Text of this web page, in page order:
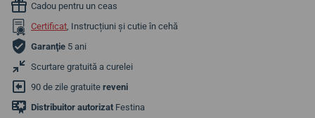
Cadou pentru un ceas
Certificat, Instrucțiuni și cutie în cehă
Garanţie 5 ani
Scurtare gratuită a curelei
90 de zile gratuite reveni
Distribuitor autorizat Festina